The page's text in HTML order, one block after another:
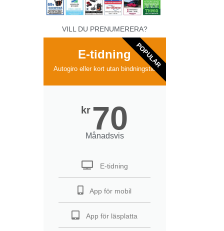
VILL DU PRENUMERERA?
E-tidning
Autogiro eller kort utan bindningstid
kr 70
Månadsvis
E-tidning
App för mobil
App för läsplatta
POPULAR